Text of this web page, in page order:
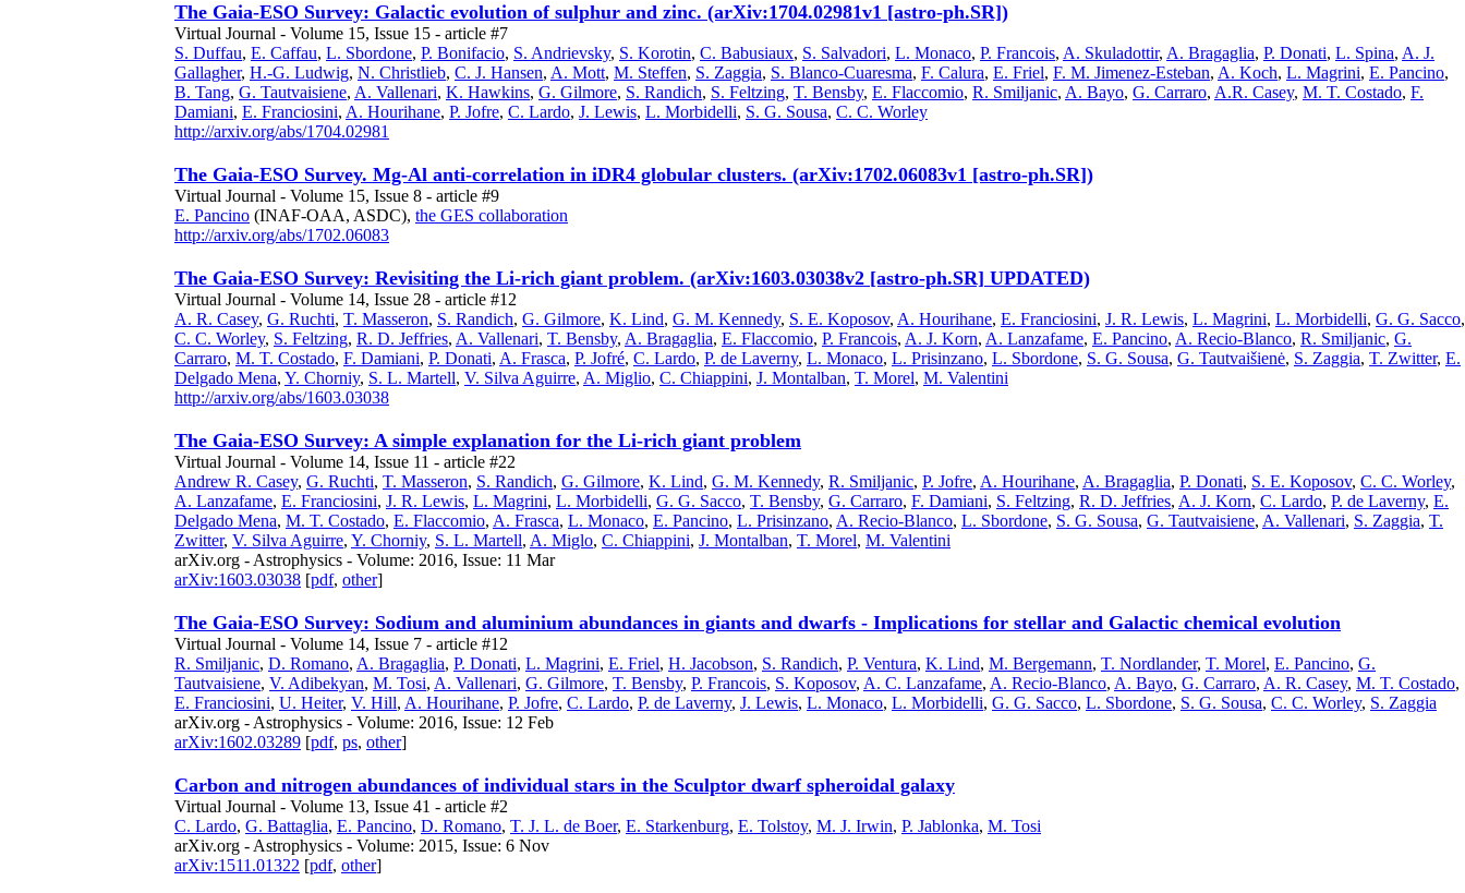
The Gaia-ESO Survey: Galactic evolution of sulphur and zinc. (arXiv:1704.02981v1 [astro-ph.SR])
Virtual Journal - Volume 15, Issue 15 - article #7
S. Duffau, E. Caffau, L. Sbordone, P. Bonifacio, S. Andrievsky, S. Korotin, C. Babusiaux, S. Salvadori, L. Monaco, P. Francois, A. Skuladottir, A. Bragaglia, P. Donati, L. Spina, A. J.
Gallagher, H.-G. Ludwig, N. Christlieb, C. J. Hansen, A. Mott, M. Steffen, S. Zaggia, S. Blanco-Cuaresma, F. Calura, E. Friel, F. M. Jimenez-Esteban, A. Koch, L. Magrini, E. Pancino,
B. Tang, G. Tautvaisiene, A. Vallenari, K. Hawkins, G. Gilmore, S. Randich, S. Feltzing, T. Bensby, E. Flaccomio, R. Smiljanic, A. Bayo, G. Carraro, A.R. Casey, M. T. Costado, F.
Damiani, E. Franciosini, A. Hourihane, P. Jofre, C. Lardo, J. Lewis, L. Morbidelli, S. G. Sousa, C. C. Worley
http://arxiv.org/abs/1704.02981
The Gaia-ESO Survey. Mg-Al anti-correlation in iDR4 globular clusters. (arXiv:1702.06083v1 [astro-ph.SR])
Virtual Journal - Volume 15, Issue 8 - article #9
E. Pancino (INAF-OAA, ASDC), the GES collaboration
http://arxiv.org/abs/1702.06083
The Gaia-ESO Survey: Revisiting the Li-rich giant problem. (arXiv:1603.03038v2 [astro-ph.SR] UPDATED)
Virtual Journal - Volume 14, Issue 28 - article #12
A. R. Casey, G. Ruchti, T. Masseron, S. Randich, G. Gilmore, K. Lind, G. M. Kennedy, S. E. Koposov, A. Hourihane, E. Franciosini, J. R. Lewis, L. Magrini, L. Morbidelli, G. G. Sacco,
C. C. Worley, S. Feltzing, R. D. Jeffries, A. Vallenari, T. Bensby, A. Bragaglia, E. Flaccomio, P. Francois, A. J. Korn, A. Lanzafame, E. Pancino, A. Recio-Blanco, R. Smiljanic, G.
Carraro, M. T. Costado, F. Damiani, P. Donati, A. Frasca, P. Jofré, C. Lardo, P. de Laverny, L. Monaco, L. Prisinzano, L. Sbordone, S. G. Sousa, G. Tautvaišienė, S. Zaggia, T. Zwitter, E.
Delgado Mena, Y. Chorniy, S. L. Martell, V. Silva Aguirre, A. Miglio, C. Chiappini, J. Montalban, T. Morel, M. Valentini
http://arxiv.org/abs/1603.03038
The Gaia-ESO Survey: A simple explanation for the Li-rich giant problem
Virtual Journal - Volume 14, Issue 11 - article #22
Andrew R. Casey, G. Ruchti, T. Masseron, S. Randich, G. Gilmore, K. Lind, G. M. Kennedy, R. Smiljanic, P. Jofre, A. Hourihane, A. Bragaglia, P. Donati, S. E. Koposov, C. C. Worley,
A. Lanzafame, E. Franciosini, J. R. Lewis, L. Magrini, L. Morbidelli, G. G. Sacco, T. Bensby, G. Carraro, F. Damiani, S. Feltzing, R. D. Jeffries, A. J. Korn, C. Lardo, P. de Laverny, E.
Delgado Mena, M. T. Costado, E. Flaccomio, A. Frasca, L. Monaco, E. Pancino, L. Prisinzano, A. Recio-Blanco, L. Sbordone, S. G. Sousa, G. Tautvaisiene, A. Vallenari, S. Zaggia, T.
Zwitter, V. Silva Aguirre, Y. Chorniy, S. L. Martell, A. Miglo, C. Chiappini, J. Montalban, T. Morel, M. Valentini
arXiv.org - Astrophysics - Volume: 2016, Issue: 11 Mar
arXiv:1603.03038 [pdf, other]
The Gaia-ESO Survey: Sodium and aluminium abundances in giants and dwarfs - Implications for stellar and Galactic chemical evolution
Virtual Journal - Volume 14, Issue 7 - article #12
R. Smiljanic, D. Romano, A. Bragaglia, P. Donati, L. Magrini, E. Friel, H. Jacobson, S. Randich, P. Ventura, K. Lind, M. Bergemann, T. Nordlander, T. Morel, E. Pancino, G.
Tautvaisiene, V. Adibekyan, M. Tosi, A. Vallenari, G. Gilmore, T. Bensby, P. Francois, S. Koposov, A. C. Lanzafame, A. Recio-Blanco, A. Bayo, G. Carraro, A. R. Casey, M. T. Costado,
E. Franciosini, U. Heiter, V. Hill, A. Hourihane, P. Jofre, C. Lardo, P. de Laverny, J. Lewis, L. Monaco, L. Morbidelli, G. G. Sacco, L. Sbordone, S. G. Sousa, C. C. Worley, S. Zaggia
arXiv.org - Astrophysics - Volume: 2016, Issue: 12 Feb
arXiv:1602.03289 [pdf, ps, other]
Carbon and nitrogen abundances of individual stars in the Sculptor dwarf spheroidal galaxy
Virtual Journal - Volume 13, Issue 41 - article #2
C. Lardo, G. Battaglia, E. Pancino, D. Romano, T. J. L. de Boer, E. Starkenburg, E. Tolstoy, M. J. Irwin, P. Jablonka, M. Tosi
arXiv.org - Astrophysics - Volume: 2015, Issue: 6 Nov
arXiv:1511.01322 [pdf, other]